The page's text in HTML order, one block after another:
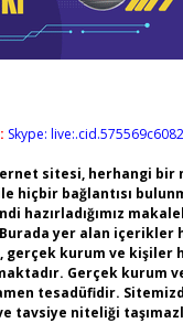
Skype:
sitesi, herhangi bir
hiçbir bağlantısı
hazırladığımız
yer alan içerikler
gerçek kurum ve kişiler
Gerçek kurum
tesadüfidir.
tavsiye niteliği